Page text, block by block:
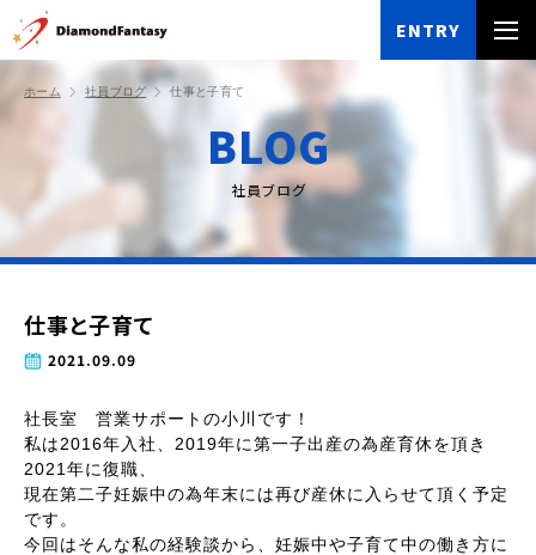
ENTRY
ホーム 社員ブログ 仕事と子育て
BLOG
社員ブログ
仕事と子育て
2021.09.09
社長室 営業サポートの小川です！
私は2016年入社、2019年に第一子出産の為産育休を頂き
2021年に復職、
現在第二子妊娠中の為年末には再び産休に入らせて頂く予定
です。
今回はそんな私の経験談から、妊娠中や子育て中の働き方に